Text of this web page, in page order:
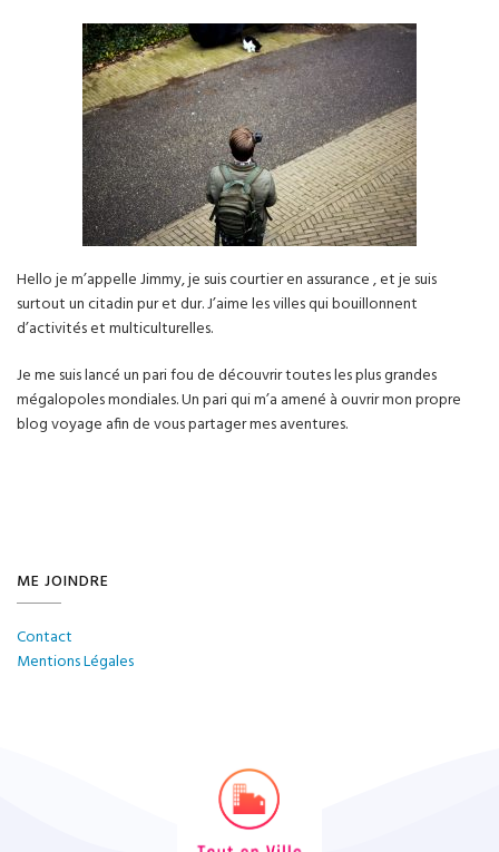
Hello je m’appelle Jimmy, je suis courtier en assurance , et je suis
surtout un citadin pur et dur. J’aime les villes qui bouillonnent
d’activités et multiculturelles.
Je me suis lancé un pari fou de découvrir toutes les plus grandes
mégalopoles mondiales. Un pari qui m’a amené à ouvrir mon propre
blog voyage afin de vous partager mes aventures.
ME JOINDRE
Contact
Mentions Légales